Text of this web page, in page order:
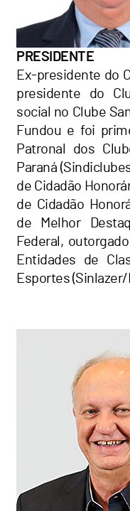
PRESIDENTE
Ex-presidente do
presidente do
social no Clube
Fundou e foi
Patronal dos
Paraná
de Cidadão
de Cidadão
de Melhor
Federal,
Entidades de
Esportes (Sinlazer/